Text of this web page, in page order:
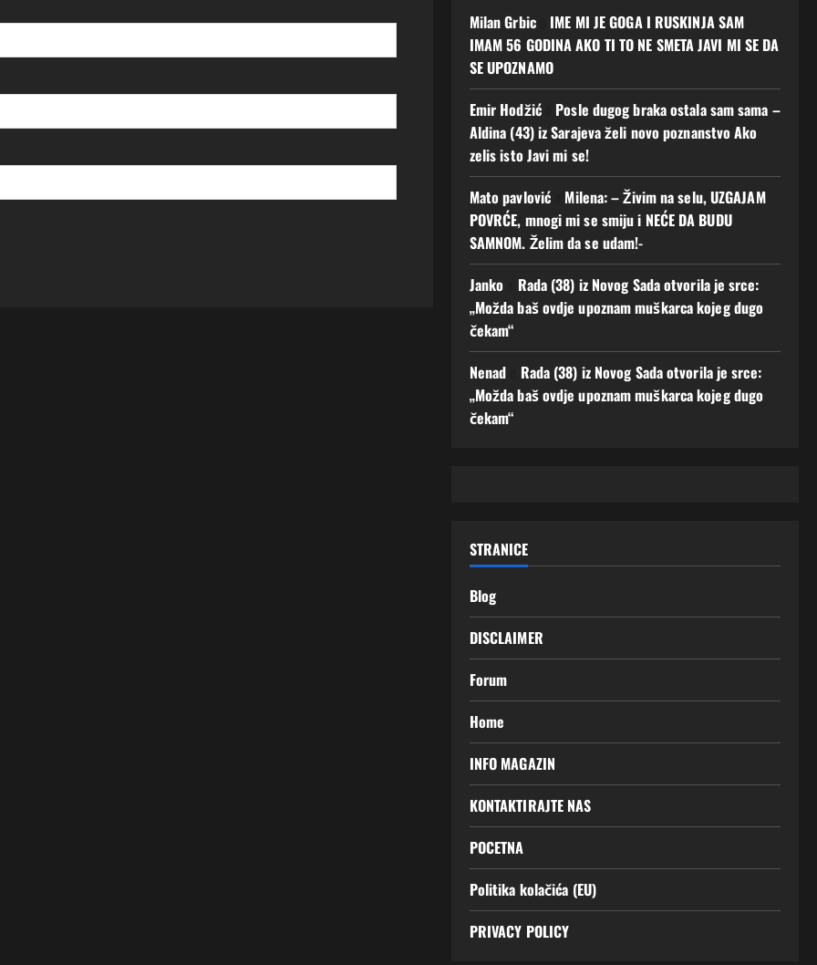
Milan Grbico IME MI JE GOGA I RUSKINJA SAM
IMAM 56 GODINA AKO TI TO NE SMETA JAVI MI SE DA
SE UPOZNAMO
Emir Hodžićo Posle dugog braka ostala sam sama –
Aldina (43) iz Sarajeva želi novo poznanstvo Ako
zelis isto Javi mi se!
Mato pavlović
Milena: – Živim na selu, UZGAJAM
POVRĆE, mnogi mi se smiju i NEĆE DA BUDU
SAMNOM. Želim da se udam!-
Janko
Rada (38) iz Novog Sada otvorila je srce:
„Možda baš ovdje upoznam muškarca kojeg dugo
čekam“
Nenad
Rada (38) iz Novog Sada otvorila je srce:
„Možda baš ovdje upoznam muškarca kojeg dugo
čekam“
STRANICE
Blog
DISCLAIMER
Forum
Home
INFO MAGAZIN
KONTAKTIRAJTE NAS
POCETNA
Politika kolačića (EU)
PRIVACY POLICY